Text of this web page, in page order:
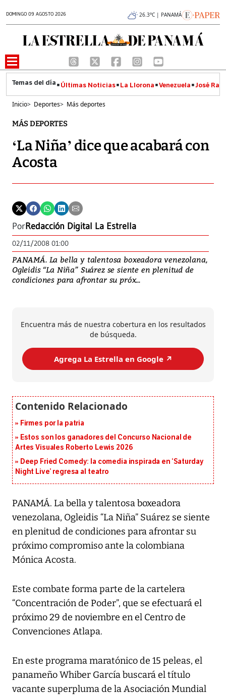
DOMINGO 09 AGOSTO 2026 26.3°C | PANAMÁ
Últimas Noticias La Llorona Venezuela José
Inicio> Deportes> Más deportes
MÁS DEPORTES
‘La Niña’ dice que acabará con
Acosta
PorRedacción Digital La Estrella
02/11/2008 01:00
PANAMÁ. La bella y talentosa boxeadora venezolana,
Ogleidis “La Niña” Suárez se siente en plenitud de
condiciones para afrontar su próx...
Encuentra más de nuestra cobertura en los resultados
de búsqueda.
Agrega La Estrella en Google ↗️
Firmes por la patria
Estos son los ganadores del Concurso Nacional de
Artes Visuales Roberto Lewis 2026
Deep Fried Comedy: la comedia inspirada en ‘Saturday
Night Live’ regresa al teatro
PANAMÁ. La bella y talentosa boxeadora
venezolana, Ogleidis “La Niña” Suárez se siente
en plenitud de condiciones para afrontar su
próximo compromiso ante la colombiana
Mónica Acosta.
Este combate forma parte de la cartelera
“Concentración de Poder”, que se efectuará el
próximo 29 de noviembre en el Centro de
Convenciones Atlapa.
En este programa maratónico de 15 peleas, el
panameño Whiber García buscará el título
vacante superpluma de la Asociación Mundial